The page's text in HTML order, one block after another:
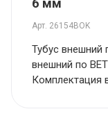
6 мм
Арт. 26154BOK
Тубус внешний
внешний по
Комплектация